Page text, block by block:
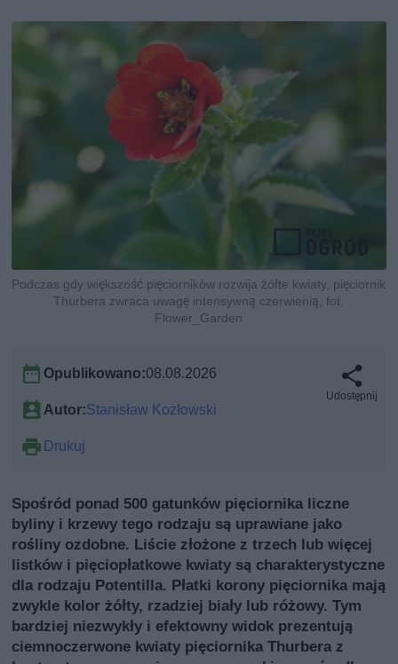
Podczas gdy większość pięciorników rozwija żółte kwiaty, pięciornik
Thurbera zwraca uwagę intensywną czerwienią, fot.
Flower_Garden
Opublikowano:08.08.2026
Autor:Stanisław Kozłowski
Drukuj
Udostępnij
Spośród ponad 500 gatunków pięciornika liczne
byliny i krzewy tego rodzaju są uprawiane jako
rośliny ozdobne. Liście złożone z trzech lub więcej
listków i pięciopłatkowe kwiaty są charakterystyczne
dla rodzaju Potentilla. Płatki korony pięciornika mają
zwykle kolor żółty, rzadziej biały lub różowy. Tym
bardziej niezwykły i efektowny widok prezentują
ciemnoczerwone kwiaty pięciornika Thurbera z